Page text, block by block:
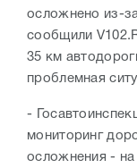
осложнено из-
сообщили
35 км
проблемная
-
мониторинг
осложнения -